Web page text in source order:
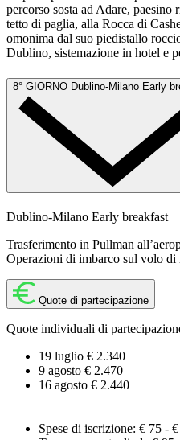
percorso sosta ad Adare, paesino
tetto di paglia, alla Rocca di
omonima dal suo piedistallo
Dublino, sistemazione in hotel e
8° GIORNO Dublino-Milano Early
Dublino-Milano Early breakfast
Trasferimento in Pullman
Operazioni di imbarco sul volo di
Quote di partecipazione
Quote individuali di
19 luglio € 2.340
9 agosto € 2.470
16 agosto € 2.440
Spese di iscrizione: € 75 -